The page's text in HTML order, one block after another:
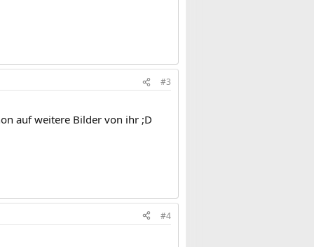
#3
auf weitere Bilder von ihr ;D
#4